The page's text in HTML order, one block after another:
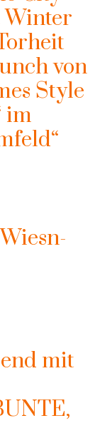
Winter
von
Style
im
mit